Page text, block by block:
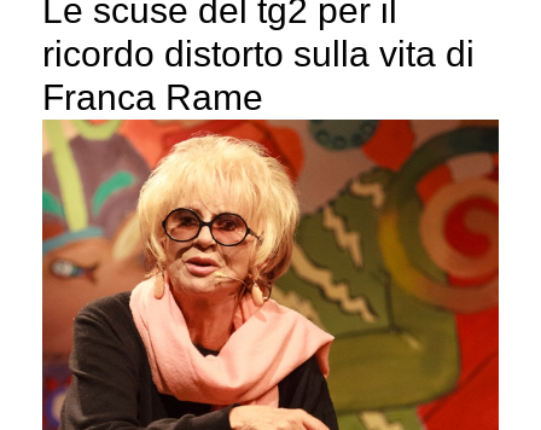
Le scuse del tg2 per il
ricordo distorto sulla vita di
Franca Rame